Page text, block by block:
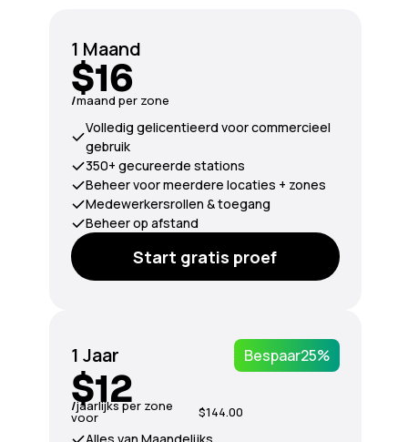
1 Maand
$16
/maand per zone
Volledig gelicentieerd voor commercieel
gebruik
350+ gecureerde stations
Beheer voor meerdere locaties + zones
Medewerkersrollen & toegang
Beheer op afstand
Start gratis proef
1 Jaar Bespaar25%
$12
/jaarlijks per zone
voor $144.00